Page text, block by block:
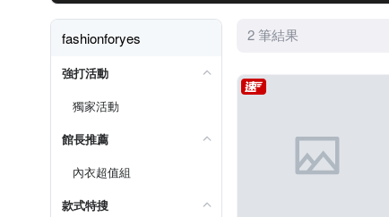
fashionforyes
強打活動
獨家活動
館長推薦
內衣超值組
款式特搜
2 筆結果